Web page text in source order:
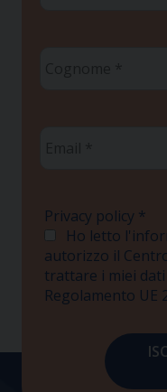
Privacy policy *
Ho letto
autorizzo il
trattare i miei
Regolamento UE